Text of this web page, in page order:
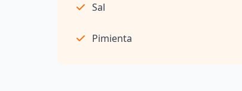
Sal
Pimienta